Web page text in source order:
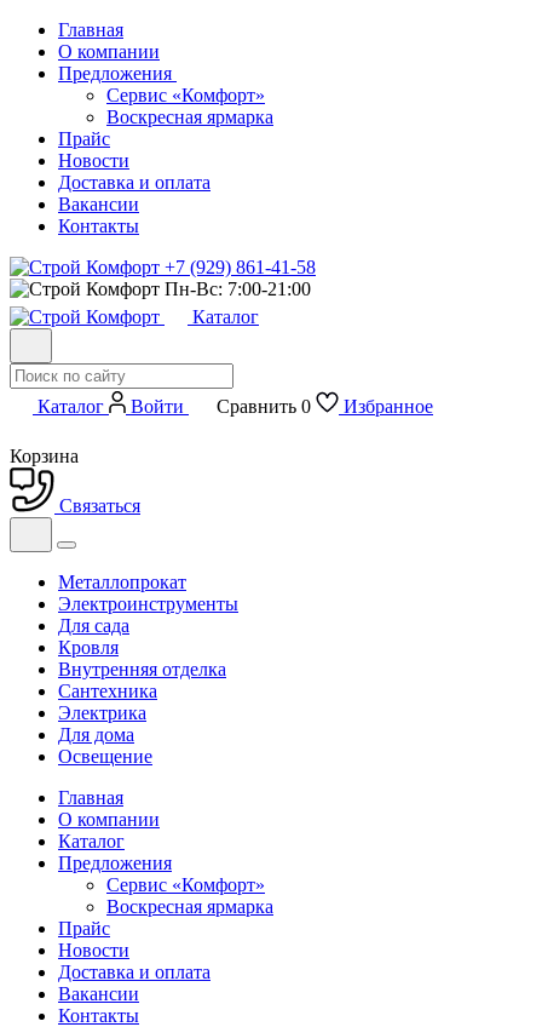
Главная
О компании
Предложения
Сервис «Комфорт»
Воскресная ярмарка
Прайс
Новости
Доставка и оплата
Вакансии
Контакты
+7 (929) 861-41-58
Пн-Вс: 7:00-21:00
Каталог
Каталог Войти Сравнить 0 Избранное
Корзина
Связаться
Металлопрокат
Электроинструменты
Для сада
Кровля
Внутренняя отделка
Сантехника
Электрика
Для дома
Освещение
Главная
О компании
Каталог
Предложения
Сервис «Комфорт»
Воскресная ярмарка
Прайс
Новости
Доставка и оплата
Вакансии
Контакты